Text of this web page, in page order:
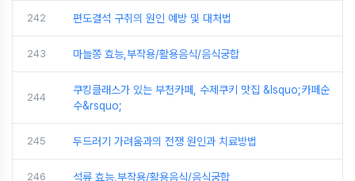
242 편도결석 구취의 원인 예방 및 대처법
243 마늘쫑 효능,부작용/활용음식/음식궁합
244
쿠킹클래스가 있는 부천카페, 수제쿠키 맛집 &lsquo;카페순
수&rsquo;
245 두드러기 가려움과의 전쟁 원인과 치료방법
246 석류 효능,부작용/활용음식/음식궁합